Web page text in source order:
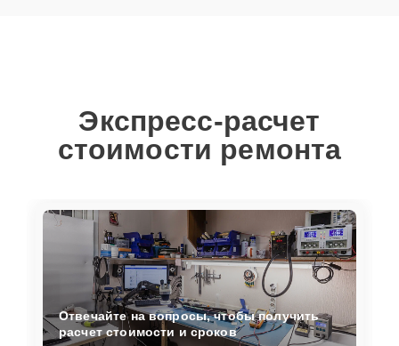
Экспресс-расчет
стоимости ремонта
Отвечайте на вопросы, чтобы получить
расчет стоимости и сроков